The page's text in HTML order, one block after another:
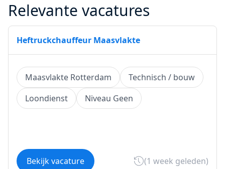
Relevante vacatures
Heftruckchauffeur Maasvlakte
Maasvlakte Rotterdam
Technisch / bouw
Loondienst
Niveau Geen
Bekijk vacature (1 week geleden)